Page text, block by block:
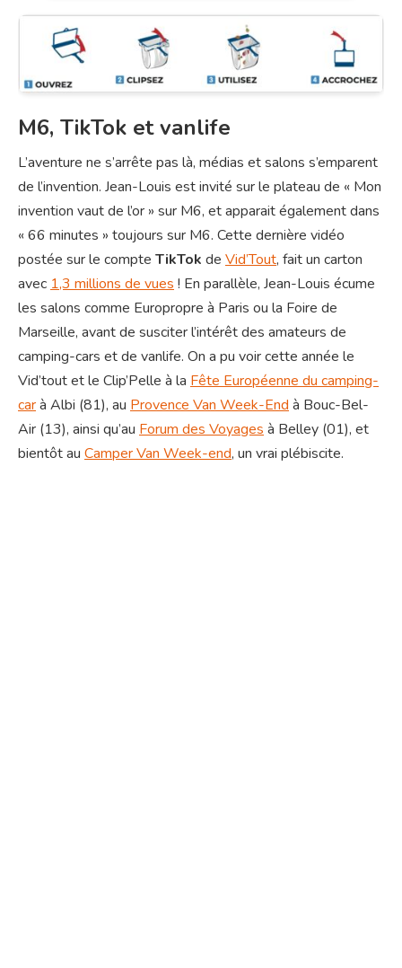
M6, TikTok et vanlife
L’aventure ne s’arrête pas là, médias et salons s’emparent
de l’invention. Jean-Louis est invité sur le plateau de « Mon
invention vaut de l’or » sur M6, et apparait également dans
« 66 minutes » toujours sur M6. Cette dernière vidéo
postée sur le compte TikTok de Vid’Tout, fait un carton
avec 1,3 millions de vues ! En parallèle, Jean-Louis écume
les salons comme Europropre à Paris ou la Foire de
Marseille, avant de susciter l’intérêt des amateurs de
camping-cars et de vanlife. On a pu voir cette année le
Vid’tout et le Clip’Pelle à la Fête Européenne du camping-
carà Albi (81), au Provence Van Week-End à Bouc-Bel-
Air (13), ainsi qu’au Forum des Voyages à Belley (01), et
bientôt au Camper Van Week-end, un vrai plébiscite.